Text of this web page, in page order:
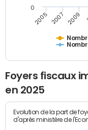
2005 2007 2009
0
Foyers fiscaux
en 2025
Evolution de la part de
d'après ministère de